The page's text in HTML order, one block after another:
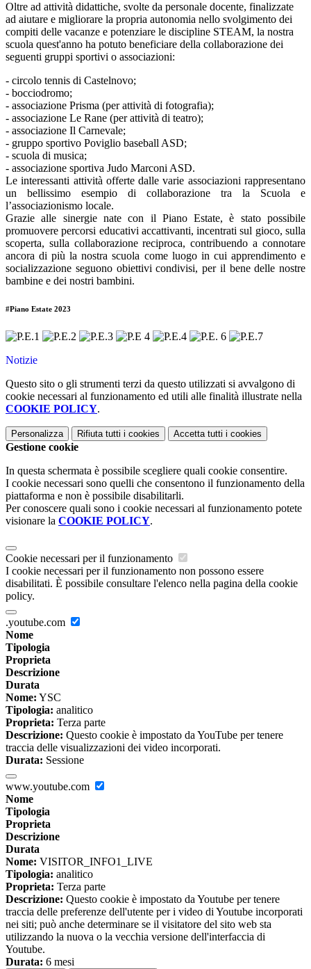
Oltre ad attività didattiche, svolte da personale docente, finalizzate
ad aiutare e migliorare la propria autonomia nello svolgimento dei
compiti delle vacanze e potenziare le discipline STEAM, la nostra
scuola quest'anno ha potuto beneficiare della collaborazione dei
seguenti gruppi sportivi o associazioni:
- circolo tennis di Castelnovo;
- bocciodromo;
- associazione Prisma (per attività di fotografia);
- associazione Le Rane (per attività di teatro);
- associazione Il Carnevale;
- gruppo sportivo Poviglio baseball ASD;
- scuola di musica;
- associazione sportiva Judo Marconi ASD.
Le interessanti attività offerte dalle varie associazioni rappresentano
un bellissimo esempio di collaborazione tra la Scuola e
l’associazionismo locale.
Grazie alle sinergie nate con il Piano Estate, è stato possibile
promuovere percorsi educativi accattivanti, incentrati sul gioco, sulla
scoperta, sulla collaborazione reciproca, contribuendo a connotare
ancora di più la nostra scuola come luogo in cui apprendimento e
socializzazione seguono obiettivi condivisi, per il bene delle nostre
bambine e dei nostri bambini.
#Piano Estate 2023
Notizie
Questo sito o gli strumenti terzi da questo utilizzati si avvalgono di
cookie necessari al funzionamento ed utili alle finalità illustrate nella
COOKIE POLICY.
Personalizza Rifiuta tutti i cookies Accetta tutti i cookies
Gestione cookie
In questa schermata è possibile scegliere quali cookie consentire.
I cookie necessari sono quelli che consentono il funzionamento della
piattaforma e non è possibile disabilitarli.
Per conoscere quali sono i cookie necessari al funzionamento potete
visionare la COOKIE POLICY.
Cookie necessari per il funzionamento
I cookie necessari per il funzionamento non possono essere
disabilitati. È possibile consultare l'elenco nella pagina della cookie
policy.
.youtube.com
Nome
Tipologia
Proprieta
Descrizione
Durata
Nome: YSC
Tipologia: analitico
Proprieta: Terza parte
Descrizione: Questo cookie è impostato da YouTube per tenere
traccia delle visualizzazioni dei video incorporati.
Durata: Sessione
www.youtube.com
Nome
Tipologia
Proprieta
Descrizione
Durata
Nome: VISITOR_INFO1_LIVE
Tipologia: analitico
Proprieta: Terza parte
Descrizione: Questo cookie è impostato da Youtube per tenere
traccia delle preferenze dell'utente per i video di Youtube incorporati
nei siti; può anche determinare se il visitatore del sito web sta
utilizzando la nuova o la vecchia versione dell'interfaccia di
Youtube.
Durata: 6 mesi